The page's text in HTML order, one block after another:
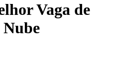
Vaga de
Nube